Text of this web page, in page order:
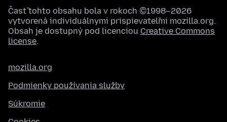
Časť tohto obsahu bola v rokoch ©1998–2026
vytvorená individuálnymi prispievateľmi mozilla.org.
Obsah je dostupný pod licenciou Creative Commons
license.
mozilla.org
Podmienky používania služby
Súkromie